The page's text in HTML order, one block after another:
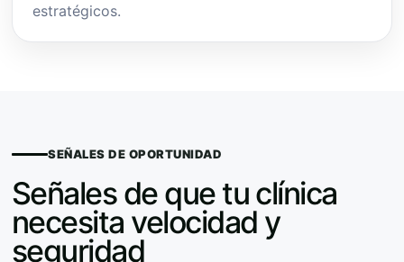
estratégicos.
SEÑALES DE OPORTUNIDAD
Señales de que tu clínica
necesita velocidad y
seguridad